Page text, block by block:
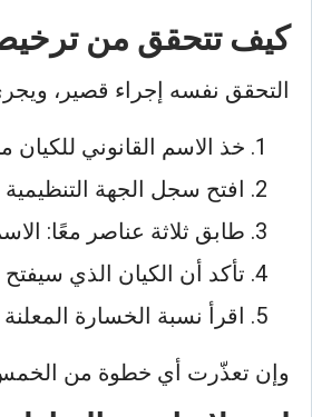
كيف تتحقق من
التحقق نفسه إجراء قصير،
خذ الاسم القانوني
افتح سجل الجهة
طابق ثلاثة عناصر معًا:
تأكد أن الكيان الذي
اقرأ نسبة الخسارة
وإن تعذّرت أي خطوة من الخمس